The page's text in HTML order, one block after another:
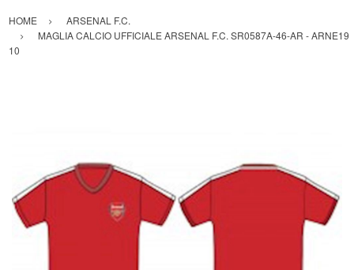
HOME
ARSENAL F.C.
MAGLIA CALCIO UFFICIALE ARSENAL F.C. SR0587A-46-AR - ARNE19
10